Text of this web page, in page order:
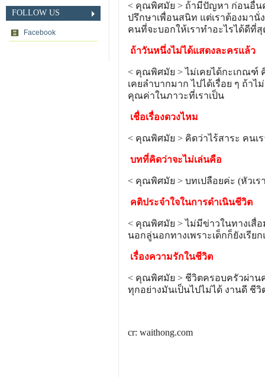
FOLLOW US
Facebook
< คุณพิศมัย > ถ้ามีปัญหา ก่อนอื่น
ปรึกษาเพื่อนสนิท แต่เราต้องมานั่
คนที่จะบอกให้เราทำอะไรได้ดีที่สุ
ถ้าวันหนึ่งไม่ได้แสดงละครแล้ว
< คุณพิศมัย > ไม่เคยได้กะเกณฑ์
เคยลำบากมาก ไปได้เรื่อย ๆ ถ้า
คุณค่าในภาวะที่เราเป็น
เชื่อเรื่องดวงไหม
< คุณพิศมัย > คิดว่าไร้สาระ คนเ
บทที่คิดว่าจะไม่เล่นคือ
< คุณพิศมัย > บทเปลือยค่ะ (หัวเร
คติประจำใจในการดำเนินชีวิต
< คุณพิศมัย > ไม่มีข่าวในทางเสื่
นอกลู่นอกทางเพราะเด็กก็ยังเรีย
เรื่องความรักในชีวิต
< คุณพิศมัย > ชีวิตครอบครัวผ่าน
ทุกอย่างมันเป็นไปไม่ได้ งานดี ชี
cr: waithong.com